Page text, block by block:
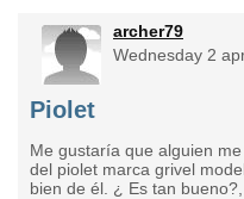
archer79
Wednesday 2
Piolet
Me gustaría que alguien
del piolet marca grivel
bien de él. ¿ Es tan